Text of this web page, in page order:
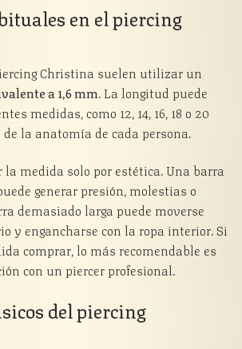
en el piercing
Christina suelen utilizar un
a 1,6 mm. La longitud puede
medidas, como 12, 14, 16, 18 o 20
la anatomía de cada persona.
la medida solo por estética. Una barra
generar presión, molestias o
demasiado larga puede moverse
y engancharse con la ropa interior. Si
comprar, lo más recomendable es
con un piercer profesional.
del piercing